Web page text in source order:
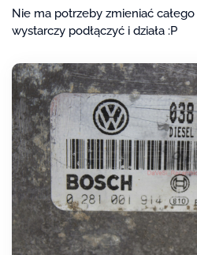
Nie ma potrzeby zmieniać
wystarczy podłączyć i działa :P